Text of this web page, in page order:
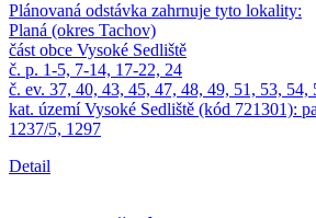
Plánovaná odstávka zahrnuje tyto lokality:
Planá (okres Tachov)
část obce Vysoké Sedliště
č. p. 1-5, 7-14, 17-22, 24
č. ev. 37, 40, 43, 45, 47, 48, 49, 51, 53, 54,
kat. území Vysoké Sedliště (kód 721301):
1237/5, 1297
Detail